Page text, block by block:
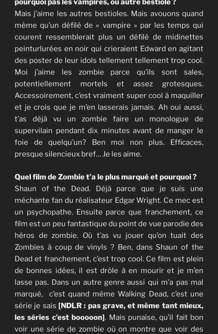
pourquoi pas les vampires, ou autre bestiole ?
Mais j’aime les autres bestioles. Mais avouons quand
même qu’un défilé de « vampire » par les temps qui
courent ressemblerait plus un défilé de midinettes
peinturlurées en noir qui crieraient Edward en agitant
des poster de leur idols tellement tellement trop cool.
Moi j’aime les zombie parce qu’ils sont sales,
potentiellement mortels et assez grotesques.
Accessoirement, c’est vraiment super cool à maquiller
et je crois que je m’en lasserais jamais. Ah oui aussi,
t’as déjà vu un zombie faire un monologue de
supervilain pendant dix minutes avant de manger le
foie de quelqu’un? Ben moi non plus. Efficaces,
presque silencieux bref… Je les aime.
Quel film de Zombie t’a le plus marqué et pourquoi ?
Shaun of the Dead. Déjà parce que je suis une
méchante fan du réalisateur Edgar Wright. Ce mec est
un psychopathe. Ensuite parce que franchement, ce
film est un peu fantastique du point de vue parodie des
héros de zombie. Où t’as vu jouer qu’on tuait des
Zombies à coup de vinyls ? Ben, dans Shaun of the
Dead et franchement, c’est trop cool. Ce film est plein
de bonnes idées, il est drôle à en mourir et je m’en
lasse pas. Dans un autre genre aussi qui m’a pas mal
marqué, c’est quand même Walking Dead, c’est une
série je sais [NDLR : pas grave, et même tant mieux,
les séries c’est booooon]. Mais punaise, qu’il fait bon
voir une série de zombie où on montre que voir des